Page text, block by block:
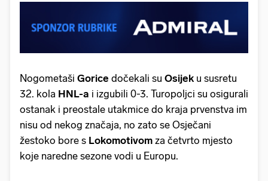
Nogometaši Gorice dočekali su Osijek u susretu
32. kola HNL-a i izgubili 0-3. Turopoljci su osigurali
ostanak i preostale utakmice do kraja prvenstva im
nisu od nekog značaja, no zato se Osječani
žestoko bore s Lokomotivom za četvrto mjesto
koje naredne sezone vodi u Europu.